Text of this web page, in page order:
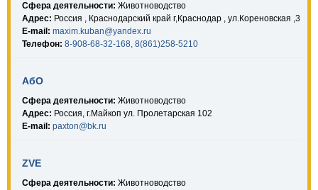
Сфера деятельности: Животноводство
Адрес: Россия , Краснодарский край г,Краснодар , ул.Кореновская ,3
E-mail: maxim.kuban@yandex.ru
Телефон: 8-908-68-32-168, 8(861)258-5210
АбО
Сфера деятельности: Животноводство
Адрес: Россия, г.Майкоп ул. Пролетарская 102
E-mail: paxton@bk.ru
ZVE
Сфера деятельности: Животноводство